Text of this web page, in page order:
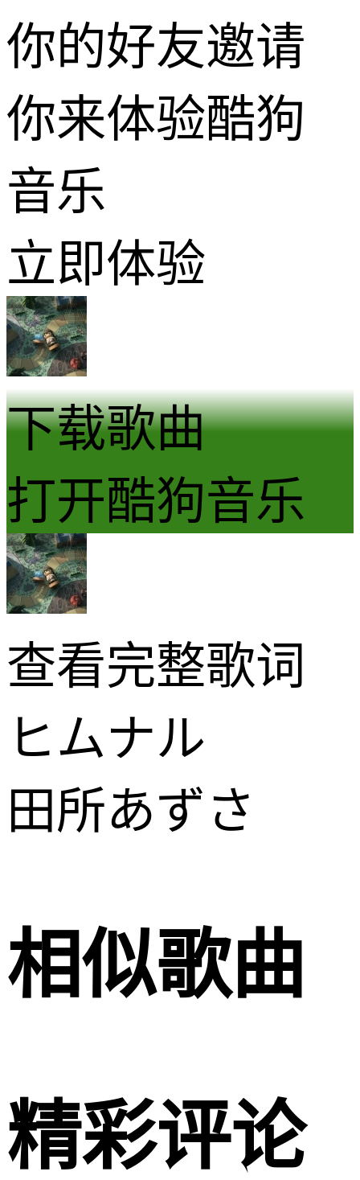
你的好友邀请
你来体验酷狗
音乐
立即体验
下载歌曲
打开酷狗音乐
查看完整歌词
ヒムナル
田所あずさ
相似歌曲
精彩评论